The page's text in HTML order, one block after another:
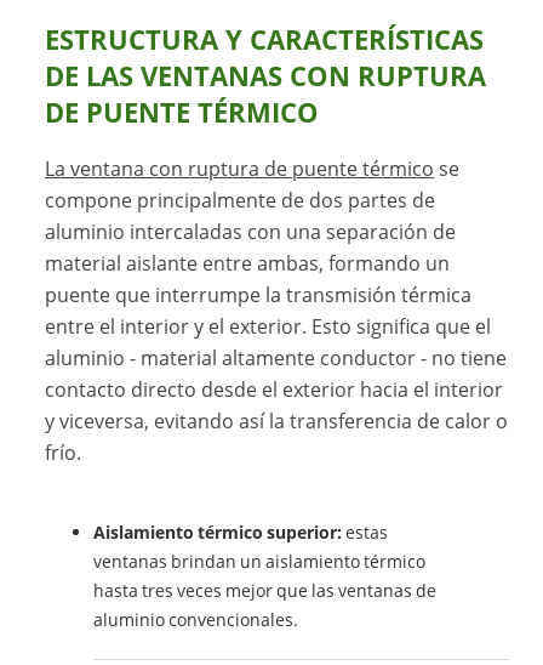
ESTRUCTURA Y CARACTERÍSTICAS
DE LAS VENTANAS CON RUPTURA
DE PUENTE TÉRMICO
La ventana con ruptura de puente térmico se
compone principalmente de dos partes de
aluminio intercaladas con una separación de
material aislante entre ambas, formando un
puente que interrumpe la transmisión térmica
entre el interior y el exterior. Esto significa que el
aluminio - material altamente conductor - no tiene
contacto directo desde el exterior hacia el interior
y viceversa, evitando así la transferencia de calor o
frío.
Aislamiento térmico superior: estas
ventanas brindan un aislamiento térmico
hasta tres veces mejor que las ventanas de
aluminio convencionales.